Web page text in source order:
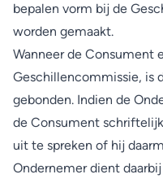
bepalen vorm bij de
worden gemaakt.
Wanneer de Consument
Geschillencommissie, is
gebonden. Indien de
de Consument
uit te spreken of hij
Ondernemer dient